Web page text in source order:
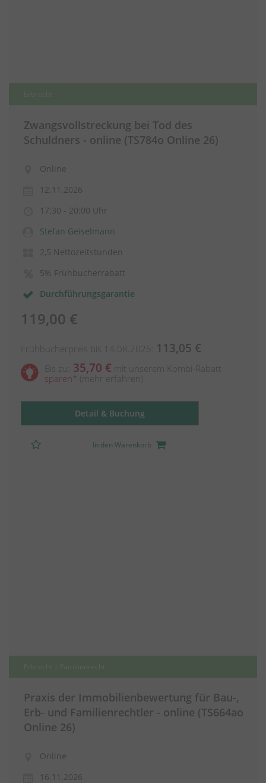
Zwangsvollstreckung bei Tod des
Schuldners - online (TS784o Online 26)
Online
12.11.2026
17:30 - 20:00 Uhr
Stefan Geiselmann
2,5 Nettozeitstunden
5% Frühbucherrabatt
Durchführungsgarantie
119,00 €
Frühbucherpreis bis 14.08.2026: 113,05 €
Bis zu: 35,70 € mit unserem Kombi-Rabatt
sparen
(mehr erfahren)
Detail & Buchung
In den Warenkorb
Praxis der Immobilienbewertung für Bau-,
Erb- und Familienrechtler - online (TS664ao
Online 26)
Online
16.11.2026